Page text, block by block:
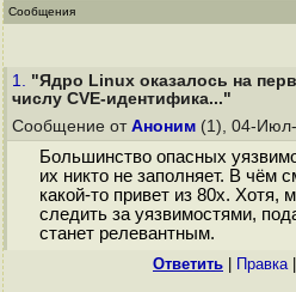
Сообщения
1. "Ядро Linux оказалось на
числу CVE-идентифика..."
Сообщение от Аноним (1), 04-
Большинство опасных
их никто не заполняет. В чём
какой-то привет из 80х. Хотя,
следить за уязвимостями,
станет релевантным.
Ответить Правка|